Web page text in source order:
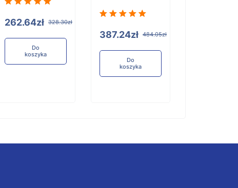
262.64zł 328.30zł
Do
koszyka
387.24zł 484.05zł
Do
koszyka